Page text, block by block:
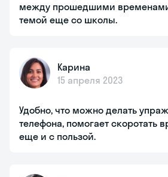
между прошедшими
темой еще со школы.
Карина
15 апреля 2023
Удобно, что можно делать
телефона, помогает скоротать
еще и с пользой.